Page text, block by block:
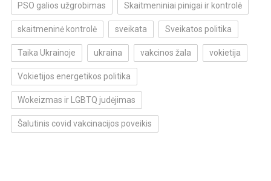
PSO galios užgrobimas Skaitmeniniai pinigai ir kontrolė
skaitmeninė kontrolė sveikata Sveikatos politika
Taika Ukrainoje ukraina vakcinos žala vokietija
Vokietijos energetikos politika
Wokeizmas ir LGBTQ judėjimas
Šalutinis covid vakcinacijos poveikis